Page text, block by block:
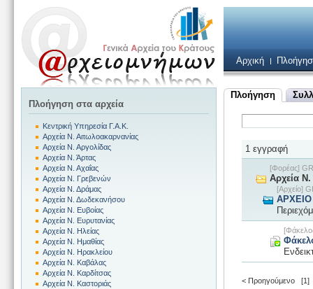
Αρχική
Πλοήγηση
1 εγγραφή
[Φορέας]
Αρχεία
[Αρχείο]
< Προηγούμενο [1]
Πλοήγηση στα αρχεία
Κεντρική Υπηρεσία Γ.Α.Κ.
Αρχεία Ν. Αιτωλοακαρνανίας
Αρχεία Ν. Αργολίδας
Αρχεία Ν. Άρτας
Αρχεία Ν. Αχαΐας
Αρχεία Ν. Γρεβενών
Αρχεία Ν. Δράμας
Αρχεία Ν. Δωδεκανήσου
Αρχεία Ν. Ευβοίας
Αρχεία Ν. Ευρυτανίας
Αρχεία Ν. Ηλείας
Αρχεία Ν. Ημαθίας
Αρχεία Ν. Ηρακλείου
Αρχεία Ν. Καβάλας
Αρχεία Ν. Καρδίτσας
Αρχεία Ν. Καστοριάς